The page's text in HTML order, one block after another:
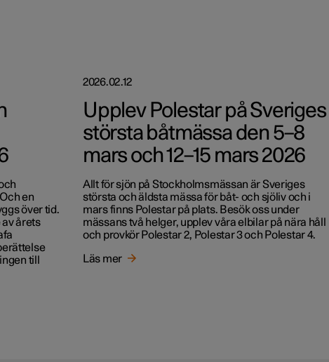
en
över tid.
av årets
till
2026.02.12
Upplev Polestar på Sveriges
största båtmässa den 5–8
mars och 12–15 mars 2026
Allt för sjön på Stockholmsmässan är Sveriges
största och äldsta mässa för båt- och sjöliv och i
mars finns Polestar på plats. Besök oss under
mässans två helger, upplev våra elbilar på nära håll
och provkör Polestar 2, Polestar 3 och Polestar 4.
Läs mer